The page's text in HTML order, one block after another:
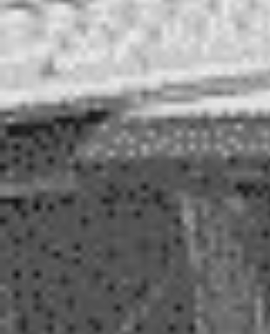
della
Conoscere il passato per